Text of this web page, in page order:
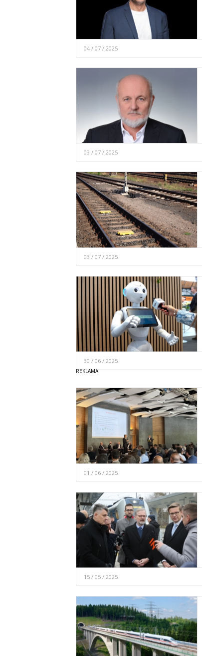
04 / 07 / 2025
03 / 07 / 2025
03 / 07 / 2025
30 / 06 / 2025
01 / 06 / 2025
15 / 05 / 2025